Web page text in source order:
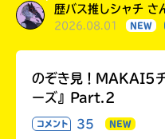
歴バス推しシャチ
2026.08.01 NEW
のぞき見！MAKAI5
ーズ』Part.2
コメント 35 NEW